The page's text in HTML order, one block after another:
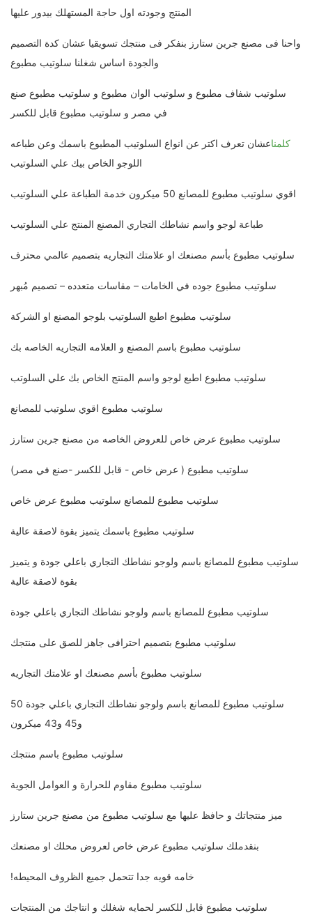
المنتج وجودته اول حاجة المستهلك بيدور عليها
واحنا فى مصنع جرين ستارز بنفكر فى منتجك تسويقيا عشان كدة التصميم
والجودة اساس شغلنا سلوتيب مطبوع
سلوتيب شفاف مطبوع و سلوتيب الوان مطبوع و سلوتيب مطبوع صنع
في مصر و سلوتيب مطبوع قابل للكسر
كلمناعشان تعرف اكتر عن انواع السلوتيب المطبوع باسمك وعن طباعه
اللوجو الخاص بيك علي السلوتيب
اقوي سلوتيب مطبوع للمصانع 50 ميكرون خدمة الطباعة علي السلوتيب
طباعة لوجو واسم نشاطك التجاري المصنع المنتج علي السلوتيب
سلوتيب مطبوع بأسم مصنعك او علامتك التجاريه بتصميم عالمي محترف
سلوتيب مطبوع جوده في الخامات – مقاسات متعدده – تصميم مُبهر
سلوتيب مطبوع اطبع السلوتيب بلوجو المصنع او الشركة
سلوتيب مطبوع باسم المصنع و العلامه التجاريه الخاصه بك
سلوتيب مطبوع اطبع لوجو واسم المنتج الخاص بك علي السلوتب
سلوتيب مطبوع اقوي سلوتيب للمصانع
سلوتيب مطبوع عرض خاص للعروض الخاصه من مصنع جرين ستارز
سلوتيب مطبوع ( عرض خاص - قابل للكسر -صنع في مصر)
سلوتيب مطبوع للمصانع سلوتيب مطبوع عرض خاص
سلوتيب مطبوع باسمك يتميز بقوة لاصقة عالية
سلوتيب مطبوع للمصانع باسم ولوجو نشاطك التجاري باعلي جودة و يتميز
بقوة لاصقة عالية
سلوتيب مطبوع للمصانع باسم ولوجو نشاطك التجاري باعلي جودة
سلوتيب مطبوع بتصميم احترافى جاهز للصق على منتجك
سلوتيب مطبوع بأسم مصنعك او علامتك التجاريه
سلوتيب مطبوع للمصانع باسم ولوجو نشاطك التجاري باعلي جودة 50
و45 و43 ميكرون
سلوتيب مطبوع باسم منتجك
سلوتيب مطبوع مقاوم للحرارة و العوامل الجوية
ميز منتجاتك و حافظ عليها مع سلوتيب مطبوع من مصنع جرين ستارز
بنقدملك سلوتيب مطبوع عرض خاص لعروض محلك او مصنعك
خامه قويه جدا تتحمل جميع الظروف المحيطه!
سلوتيب مطبوع قابل للكسر لحمايه شغلك و انتاجك من المنتجات